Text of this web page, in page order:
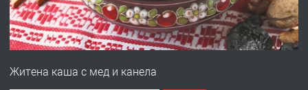
преди 1 година
ПРЕДЛАГА
Професионална зеленчукорезачка
Житена каша с мед и канела